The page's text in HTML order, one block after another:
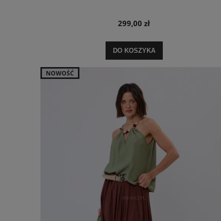
299,00 zł
DO KOSZYKA
NOWOŚĆ